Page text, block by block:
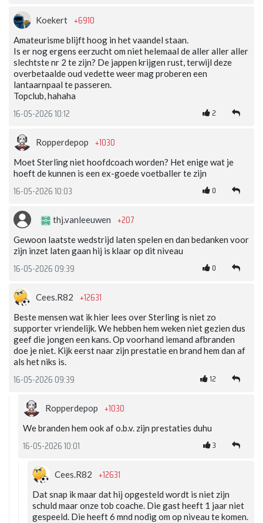
Koekert +6910
Amateurisme blijft hoog in het vaandel staan.
Is er nog ergens eerzucht om niet helemaal de aller aller aller
slechtste nr 2 te zijn? De jappen krijgen rust, terwijl deze
overbetaalde oud vedette weer mag proberen een
lantaarnpaal te passeren.
Topclub, hahaha
16-05-2026 10:12 2
Ropperdepop +1030
Moet Sterling niet hoofdcoach worden? Het enige wat je
hoeft de kunnen is een ex-goede voetballer te zijn
16-05-2026 10:03 0
thj.vanleeuwen +207
Gewoon laatste wedstrijd laten spelen en dan bedanken voor
zijn inzet laten gaan hij is klaar op dit niveau
16-05-2026 09:39 0
Cees.R82 +12631
Beste mensen wat ik hier lees over Sterling is niet zo
supporter vriendelijk. We hebben hem weken niet gezien dus
geef die jongen een kans. Op voorhand iemand afbranden
doe je niet. Kijk eerst naar zijn prestatie en brand hem dan af
als het niks is.
16-05-2026 09:39 12
Ropperdepop +1030
We branden hem ook af o.b.v. zijn prestaties duhu
16-05-2026 10:01 3
Cees.R82 +12631
Dat snap ik maar dat hij opgesteld wordt is niet zijn
schuld maar onze tob coache. Die gast heeft 1 jaar niet
gespeeld. Die heeft 6 mnd nodig om op niveau te komen.